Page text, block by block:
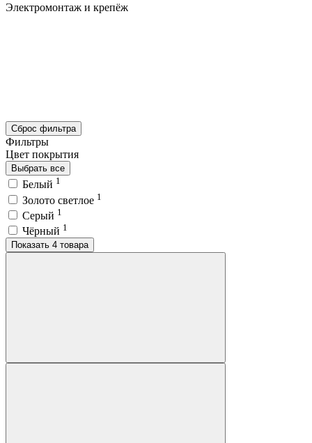
Электромонтаж и крепёж
Сброс фильтра
Фильтры
Цвет покрытия
Выбрать все
Белый 1
Золото светлое 1
Серый 1
Чёрный 1
Показать 4 товара